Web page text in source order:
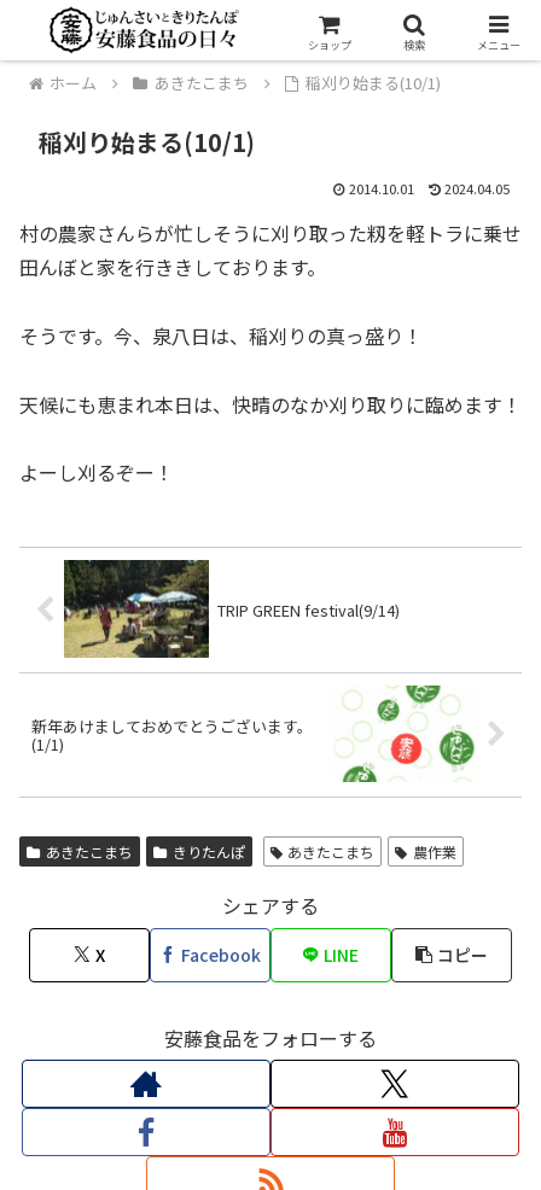
ホーム あきたこまち 稲刈り始まる(10/1)
稲刈り始まる(10/1)
2014.10.01 2024.04.05
村の農家さんらが忙しそうに刈り取った籾を軽トラに乗せ
田んぼと家を行ききしております。
そうです。今、泉八日は、稲刈りの真っ盛り！
天候にも恵まれ本日は、快晴のなか刈り取りに臨めます！
よーし刈るぞー！
TRIP GREEN festival(9/14)
新年あけましておめでとうございます。
(1/1)
あきたこまち きりたんぽ あきたこまち 農作業
シェアする
X Facebook LINE コピー
安藤食品をフォローする
ショップ 検索 メニュー